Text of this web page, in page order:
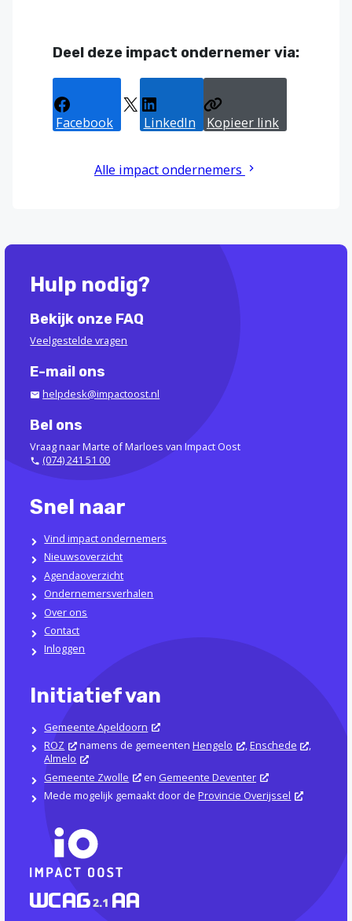
Deel deze impact ondernemer via:
Facebook LinkedIn Kopieer link
Alle impact ondernemers
Hulp nodig?
Bekijk onze FAQ
Veelgestelde vragen
E-mail ons
helpdesk@impactoost.nl
Bel ons
Vraag naar Marte of Marloes van Impact Oost
(074) 241 51 00
Snel naar
Vind impact ondernemers
Nieuwsoverzicht
Agendaoverzicht
Ondernemersverhalen
Over ons
Contact
Inloggen
Initiatief van
Gemeente Apeldoorn
ROZ
namens de gemeentenHengelo ,Enschede
,
Almelo
Gemeente Zwolle
en Gemeente Deventer
Mede mogelijk gemaakt door deProvincie Overijssel